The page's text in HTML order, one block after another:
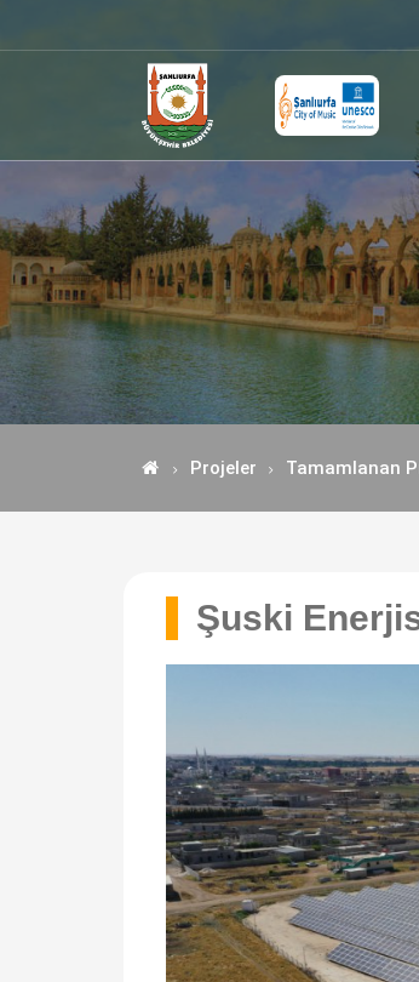
Projeler Tamamlanan
Şuski